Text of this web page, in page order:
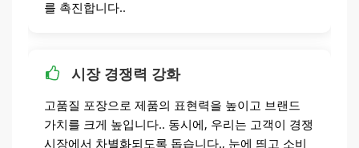
를 촉진합니다..
시장 경쟁력 강화
고품질 포장으로 제품의 표현력을 높이고 브랜드
가치를 크게 높입니다.. 동시에, 우리는 고객이 경쟁
시장에서 차별화되도록 돕습니다., 눈에 띄고 소비